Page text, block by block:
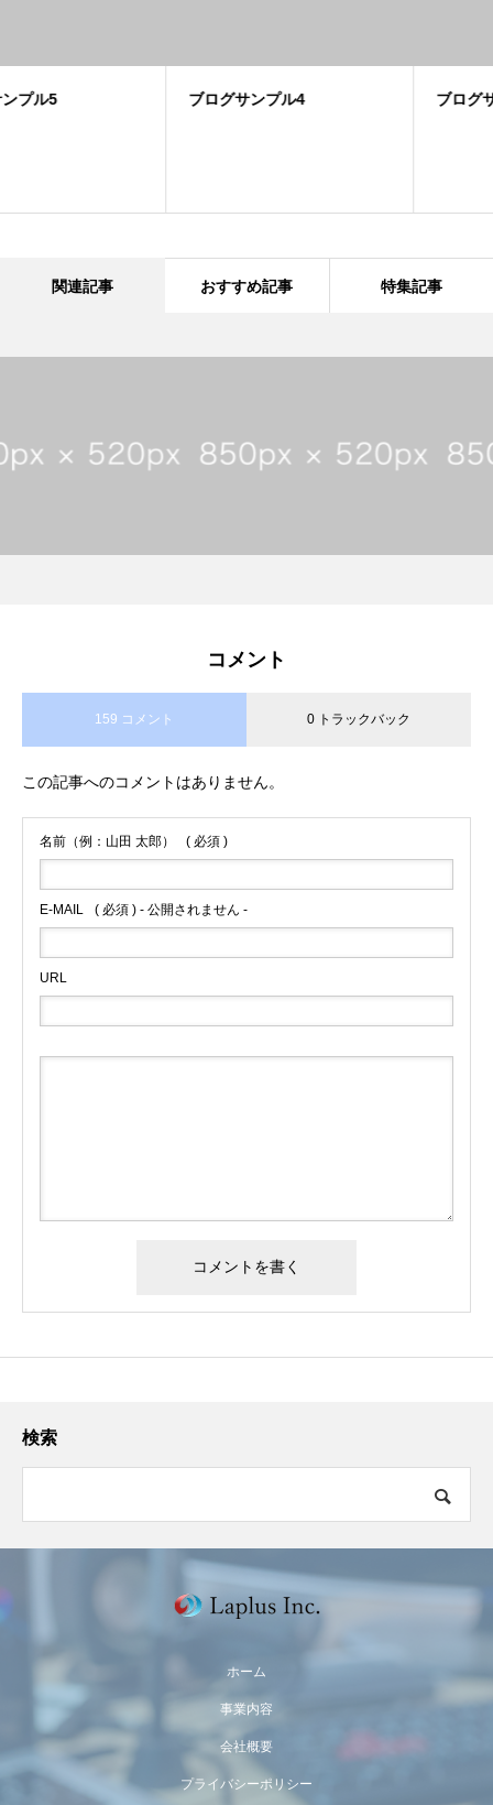
ブログサンプル4 ブログサンプル3
関連記事 おすすめ記事 特集記事
コメント
159 コメント 0 トラックバック
この記事へのコメントはありません。
名前（例：山田 太郎） ( 必須 )
E-MAIL ( 必須 ) - 公開されません -
URL
検索
ホーム
事業内容
会社概要
プライバシーポリシー